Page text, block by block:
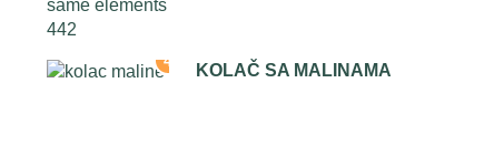
4 KOLAČ SA MALINAMA